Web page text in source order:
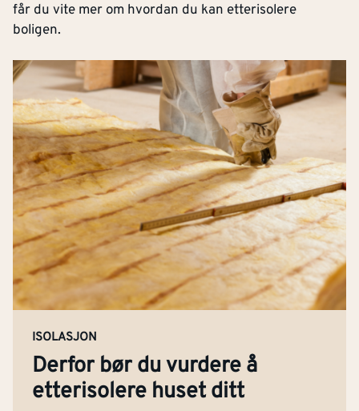
får du vite mer om hvordan du kan etterisolere
boligen.
ISOLASJON
Derfor bør du vurdere å
etterisolere huset ditt